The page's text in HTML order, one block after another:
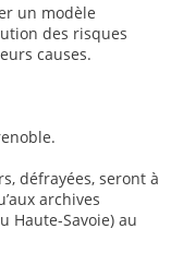
un modèle
des risques
causes.
défrayées, seront à
archives
Haute-Savoie) au